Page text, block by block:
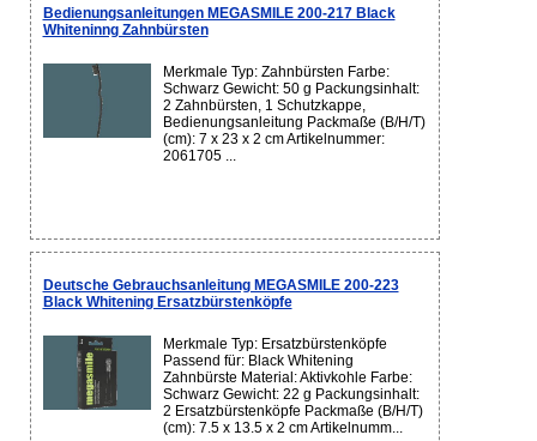
Bedienungsanleitungen MEGASMILE 200-217 Black
Whiteninng Zahnbürsten
Merkmale Typ: Zahnbürsten Farbe:
Schwarz Gewicht: 50 g Packungsinhalt:
2 Zahnbürsten, 1 Schutzkappe,
Bedienungsanleitung Packmaße (B/H/T)
(cm): 7 x 23 x 2 cm Artikelnummer:
2061705 ...
Deutsche Gebrauchsanleitung MEGASMILE 200-223
Black Whitening Ersatzbürstenköpfe
Merkmale Typ: Ersatzbürstenköpfe
Passend für: Black Whitening
Zahnbürste Material: Aktivkohle Farbe:
Schwarz Gewicht: 22 g Packungsinhalt:
2 Ersatzbürstenköpfe Packmaße (B/H/T)
(cm): 7.5 x 13.5 x 2 cm Artikelnumm...